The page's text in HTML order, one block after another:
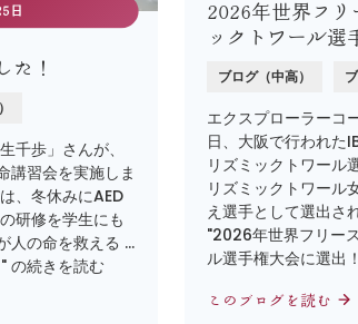
日
た！
千歩」さんが、
講習会を実施しま
、冬休みにAED
研修を学生にも
人の命を救える …
の続きを読む
2026年世界フリ
ックトワール選
ブログ（中高）
エクスプローラーコ
日、大阪で行われた
リズミックトワール
リズミックトワール
え選手として選出さ
"2026年世界フリー
ル選手権大会に選出
このブログを読む